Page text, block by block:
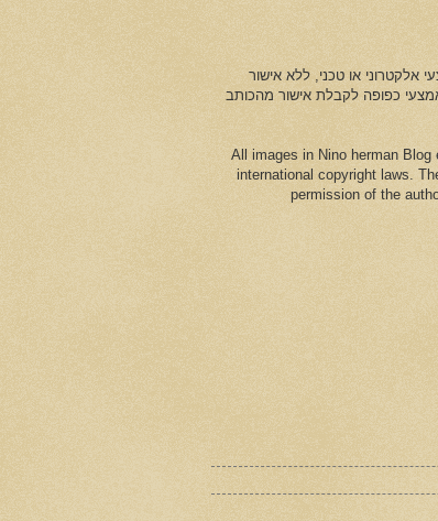
אלקטרוני או טכני, ללא אישור
כפופה לקבלת אישור מהכותב
All images in Nino herman
international copyright laws.
permission of the